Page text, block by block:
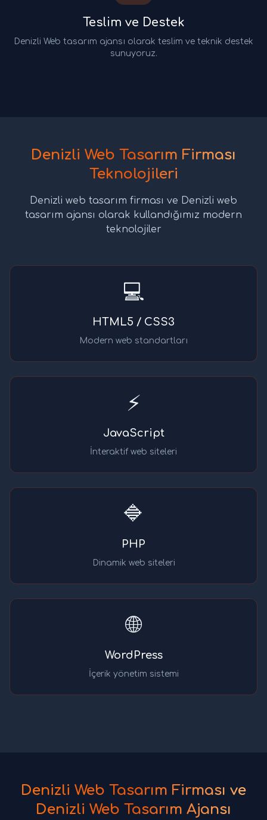
Teslim ve Destek
Denizli Web tasarım ajansı olarak teslim ve teknik destek
sunuyoruz.
Denizli Web Tasarım Firması
Teknolojileri
Denizli web tasarım firması ve Denizli web
tasarım ajansı olarak kullandığımız modern
teknolojiler
💻
HTML5 / CSS3
Modern web standartları
⚡
JavaScript
İnteraktif web siteleri
🔷
PHP
Dinamik web siteleri
🌐
WordPress
İçerik yönetim sistemi
Denizli Web Tasarım Firması ve
Denizli Web Tasarım Ajansı